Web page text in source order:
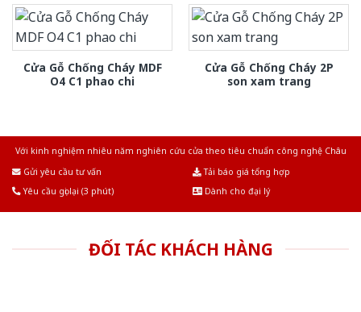
Cửa Gỗ Chống Cháy MDF
O4 C1 phao chi
Cửa Gỗ Chống Cháy 2P
son xam trang
Với kinh nghiệm nhiêu năm nghiên cứu cửa theo tiêu chuẩn công nghệ Châu
Gửi yêu cầu tư vấn
Tải báo giá tổng hợp
Yêu cầu gọi lại (3 phút)
Dành cho đại lý
ĐỐI TÁC KHÁCH HÀNG